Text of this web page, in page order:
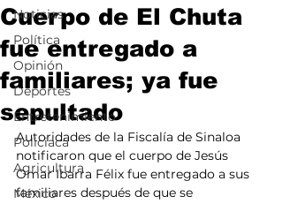
Noticias
Política
Opinión
Deportes
Entretenimiento
Policiaca
Agricultura
México
Cuerpo de El Chuta
fue entregado a
familiares; ya fue
sepultado
Autoridades de la Fiscalía de Sinaloa
notificaron que el cuerpo de Jesús
Omar Ibarra Félix fue entregado a sus
familiares después de que se